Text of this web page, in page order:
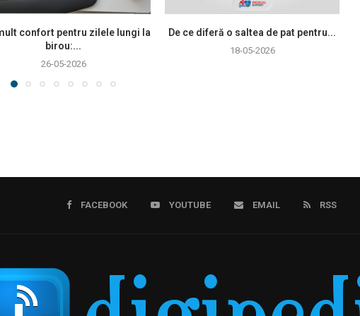
confort pentru zilele lungi la
birou:...
26-05-2026
De ce diferă o saltea de pat pentru...
18-05-2026
FACEBOOK YOUTUBE EMAIL RSS